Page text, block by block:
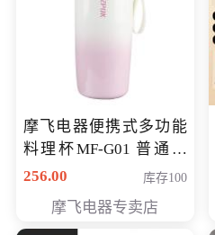
摩飞电器便携式多功能
料理杯MF-G01 普通会
员专享价格118元
256.00 库存100
摩飞电器专卖店